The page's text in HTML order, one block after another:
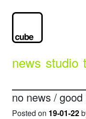
news studio
no news / good
Posted on 19-01-22